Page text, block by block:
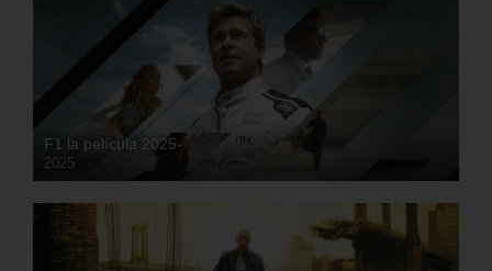
F1 la película 2025-
2025
HD